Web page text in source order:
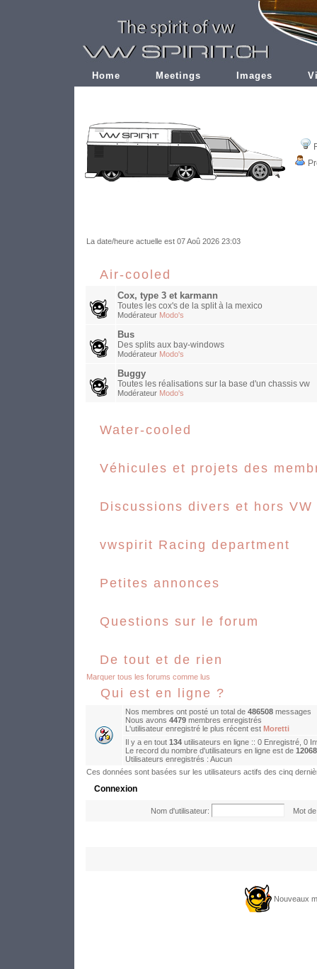
Home Meetings Images
La date/heure actuelle est 07 Aoû 2026 23:03
Air-cooled
Cox, type 3 et karmann
Toutes les cox's de la split à la mexico
Modérateur Modo's
Bus
Des splits aux bay-windows
Modérateur Modo's
Buggy
Toutes les réalisations sur la base d'un chassis vw
Modérateur Modo's
Water-cooled
Véhicules et projets des
Discussions divers et hors VW
vwspirit Racing department
Petites annonces
Questions sur le forum
De tout et de rien
Marquer tous les forums comme lus
Qui est en ligne ?
Nos membres ont posté un total de 486508 messages
Nous avons 4479 membres enregistrés
L'utilisateur enregistré le plus récent est Moretti
Il y a en tout 134 utilisateurs en ligne :: 0 Enregistré, 0
Le record du nombre d'utilisateurs en ligne est de 12068
Utilisateurs enregistrés : Aucun
Ces données sont basées sur les utilisateurs actifs des cinq
Connexion
Nom d'utilisateur: Mot
Nouveaux